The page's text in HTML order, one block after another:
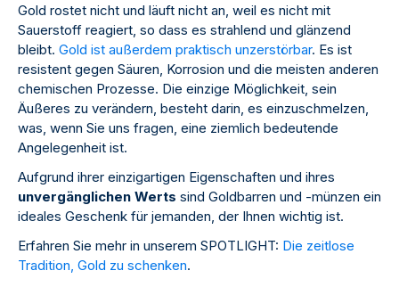
Gold rostet nicht und läuft nicht an, weil es nicht mit
Sauerstoff reagiert, so dass es strahlend und glänzend
bleibt. Gold ist außerdem praktisch unzerstörbar. Es ist
resistent gegen Säuren, Korrosion und die meisten anderen
chemischen Prozesse. Die einzige Möglichkeit, sein
Äußeres zu verändern, besteht darin, es einzuschmelzen,
was, wenn Sie uns fragen, eine ziemlich bedeutende
Angelegenheit ist.
Aufgrund ihrer einzigartigen Eigenschaften und ihres
unvergänglichen Werts sind Goldbarren und -münzen ein
ideales Geschenk für jemanden, der Ihnen wichtig ist.
Erfahren Sie mehr in unserem SPOTLIGHT: Die zeitlose
Tradition, Gold zu schenken.